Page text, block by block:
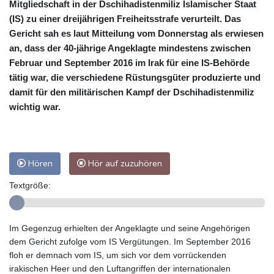
Mitgliedschaft in der Dschihadistenmiliz Islamischer Staat
(IS) zu einer dreijährigen Freiheitsstrafe verurteilt. Das
Gericht sah es laut Mitteilung vom Donnerstag als erwiesen
an, dass der 40-jährige Angeklagte mindestens zwischen
Februar und September 2016 im Irak für eine IS-Behörde
tätig war, die verschiedene Rüstungsgüter produzierte und
damit für den militärischen Kampf der Dschihadistenmiliz
wichtig war.
Hören Hör auf zuzuhören
Textgröße:
Im Gegenzug erhielten der Angeklagte und seine Angehörigen
dem Gericht zufolge vom IS Vergütungen. Im September 2016
floh er demnach vom IS, um sich vor dem vorrückenden
irakischen Heer und den Luftangriffen der internationalen